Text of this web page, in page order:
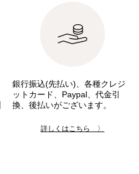
銀行振込(先払い)、各種クレジ
ットカード、Paypal、代金引
換、後払いがございます。
詳しくはこちら 〉